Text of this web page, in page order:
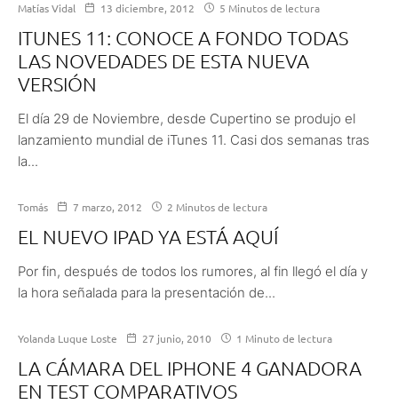
Matías Vidal 13 diciembre, 2012 5 Minutos de lectura
ITUNES 11: CONOCE A FONDO TODAS
LAS NOVEDADES DE ESTA NUEVA
VERSIÓN
El día 29 de Noviembre, desde Cupertino se produjo el
lanzamiento mundial de iTunes 11. Casi dos semanas tras
la...
Tomás 7 marzo, 2012 2 Minutos de lectura
EL NUEVO IPAD YA ESTÁ AQUÍ
Por fin, después de todos los rumores, al fin llegó el día y
la hora señalada para la presentación de...
Yolanda Luque Loste 27 junio, 2010 1 Minuto de lectura
LA CÁMARA DEL IPHONE 4 GANADORA
EN TEST COMPARATIVOS